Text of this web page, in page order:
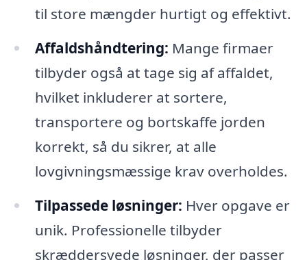
til store mængder hurtigt og effektivt.
Affaldshåndtering: Mange firmaer
tilbyder også at tage sig af affaldet,
hvilket inkluderer at sortere,
transportere og bortskaffe jorden
korrekt, så du sikrer, at alle
lovgivningsmæssige krav overholdes.
Tilpassede løsninger: Hver opgave er
unik. Professionelle tilbyder
skræddersyede løsninger, der passer